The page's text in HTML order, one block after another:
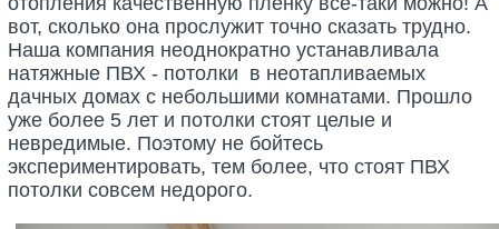
вот, сколько она прослужит точно сказать трудно.
Наша компания неоднократно устанавливала
натяжные ПВХ - потолки в неотапливаемых
дачных домах с небольшими комнатами. Прошло
уже более 5 лет и потолки стоят целые и
невредимые. Поэтому не бойтесь
экспериментировать, тем более, что стоят ПВХ
потолки совсем недорого.